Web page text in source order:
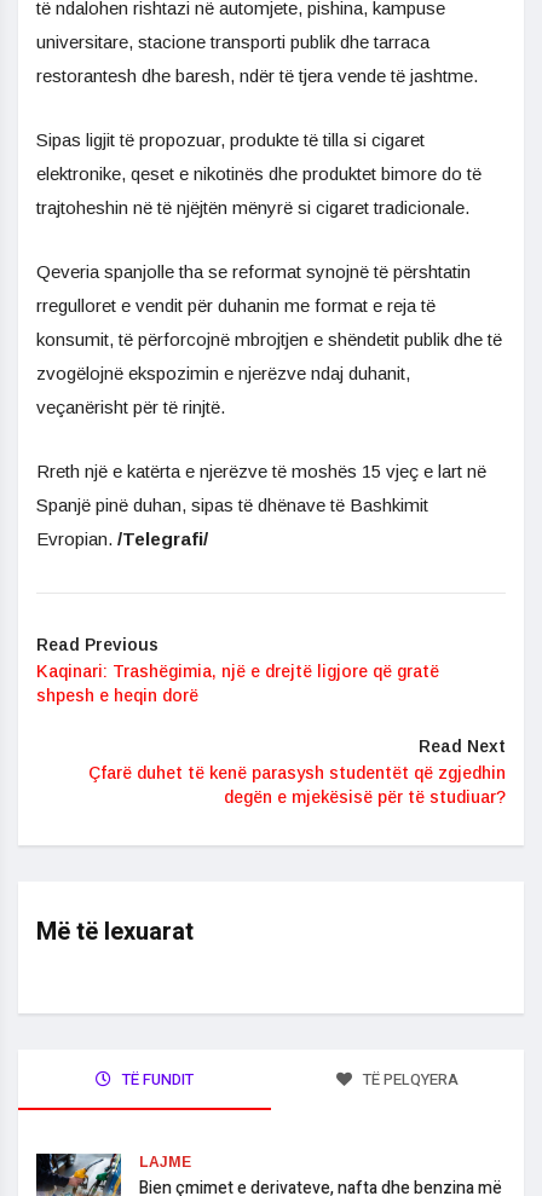
të ndalohen rishtazi në automjete, pishina, kampuse
universitare, stacione transporti publik dhe tarraca
restorantesh dhe baresh, ndër të tjera vende të jashtme.
Sipas ligjit të propozuar, produkte të tilla si cigaret
elektronike, qeset e nikotinës dhe produktet bimore do të
trajtoheshin në të njëjtën mënyrë si cigaret tradicionale.
Qeveria spanjolle tha se reformat synojnë të përshtatin
rregulloret e vendit për duhanin me format e reja të
konsumit, të përforcojnë mbrojtjen e shëndetit publik dhe të
zvogëlojnë ekspozimin e njerëzve ndaj duhanit,
veçanërisht për të rinjtë.
Rreth një e katërta e njerëzve të moshës 15 vjeç e lart në
Spanjë pinë duhan, sipas të dhënave të Bashkimit
Evropian. /Telegrafi/
Read Previous
Kaqinari: Trashëgimia, një e drejtë ligjore që gratë
shpesh e heqin dorë
Read Next
Çfarë duhet të kenë parasysh studentët që zgjedhin
degën e mjekësisë për të studiuar?
Më të lexuarat
TË FUNDIT TË PELQYERA
LAJME
Bien çmimet e derivateve, nafta dhe benzina më